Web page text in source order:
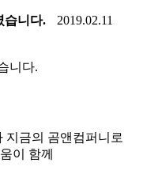
습니다. 2019.02.11
니다.
지금의 곰앤컴퍼니로
이 함께